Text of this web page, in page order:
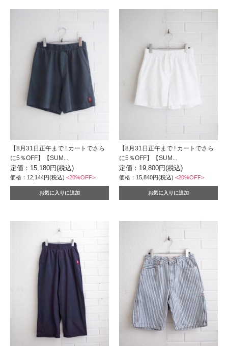
【8月31日正午まで ! カートでさら
に5％OFF】【SUM...
定価：15,180円(税込)
価格：12,144円(税込) <20%OFF>
【8月31日正午まで ! カートでさら
に5％OFF】【SUM...
定価：19,800円(税込)
価格：15,840円(税込)<20%OFF>